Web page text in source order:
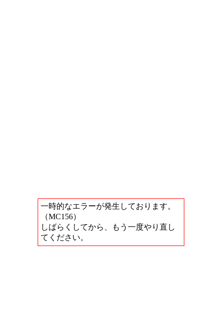
一時的なエラーが発生しております。
（MC156）
しばらくしてから、もう一度やり直し
てください。